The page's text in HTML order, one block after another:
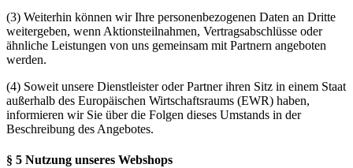
(3) Weiterhin können wir Ihre personenbezogenen Daten an Dritte
weitergeben, wenn Aktionsteilnahmen, Vertragsabschlüsse oder
ähnliche Leistungen von uns gemeinsam mit Partnern angeboten
werden.
(4) Soweit unsere Dienstleister oder Partner ihren Sitz in einem Staat
außerhalb des Europäischen Wirtschaftsraums (EWR) haben,
informieren wir Sie über die Folgen dieses Umstands in der
Beschreibung des Angebotes.
§ 5 Nutzung unseres Webshops